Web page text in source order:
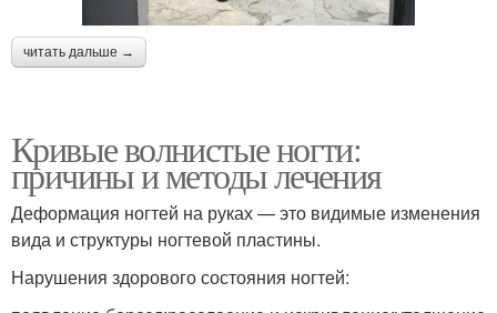
читать дальше →
Кривые волнистые ногти:
причины и методы лечения
Деформация ногтей на руках — это видимые изменения
вида и структуры ногтевой пластины.
Нарушения здорового состояния ногтей: